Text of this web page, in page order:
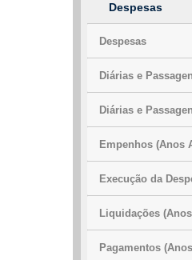
Despesas
Despesas
Diárias e
Diárias e
Empenhos (Anos
Execução da
Liquidações
Pagamentos